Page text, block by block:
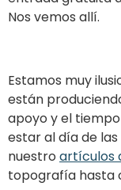
Nos vemos allí.
Estamos muy
están
apoyo y el
estar al día de
nuestro artículos
topografía hasta